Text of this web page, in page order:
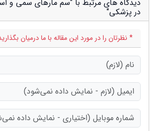
دیدگاه های مرتبط با "سم مارهای سمی و
در پزشکی"
* نظرتان را در مورد این مقاله با ما درمیان